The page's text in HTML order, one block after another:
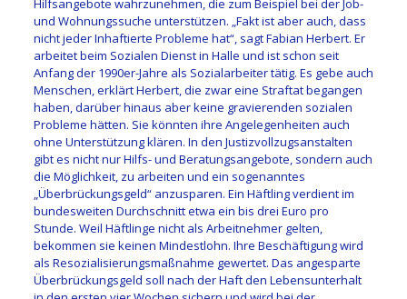
Hilfsangebote wahrzunehmen, die zum Beispiel bei der Job-
und Wohnungssuche unterstützen. „Fakt ist aber auch, dass
nicht jeder Inhaftierte Probleme hat“, sagt Fabian Herbert. Er
arbeitet beim Sozialen Dienst in Halle und ist schon seit
Anfang der 1990er-Jahre als Sozialarbeiter tätig. Es gebe auch
Menschen, erklärt Herbert, die zwar eine Straftat begangen
haben, darüber hinaus aber keine gravierenden sozialen
Probleme hätten. Sie könnten ihre Angelegenheiten auch
ohne Unterstützung klären. In den Justizvollzugsanstalten
gibt es nicht nur Hilfs- und Beratungsangebote, sondern auch
die Möglichkeit, zu arbeiten und ein sogenanntes
„Überbrückungsgeld“ anzusparen. Ein Häftling verdient im
bundesweiten Durchschnitt etwa ein bis drei Euro pro
Stunde. Weil Häftlinge nicht als Arbeitnehmer gelten,
bekommen sie keinen Mindestlohn. Ihre Beschäftigung wird
als Resozialisierungsmaßnahme gewertet. Das angesparte
Überbrückungsgeld soll nach der Haft den Lebensunterhalt